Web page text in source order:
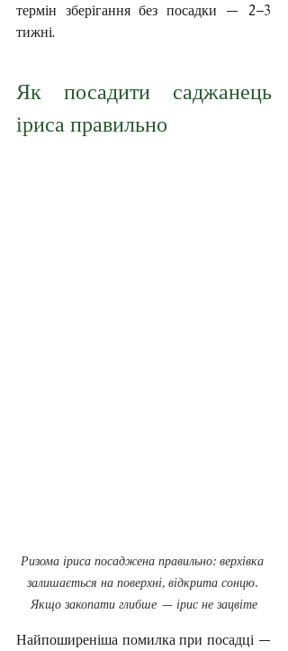
термін зберігання без посадки — 2–3
тижні.
Як посадити саджанець
іриса правильно
Ризома іриса посаджена правильно: верхівка
залишається на поверхні, відкрита сонцю.
Якщо закопати глибше — ірис не зацвіте
Найпоширеніша помилка при посадці —